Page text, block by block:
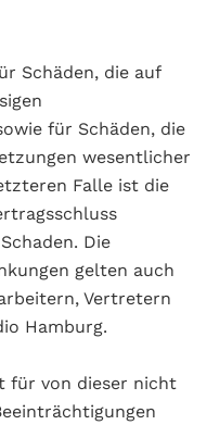
Schäden, die auf
für Schäden, die
wesentlicher
Falle ist die
Die
gelten auch
Vertretern
Hamburg.
für von dieser nicht